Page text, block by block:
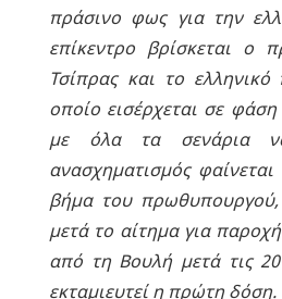
πράσινο φως για την
επίκεντρο βρίσκεται ο
Τσίπρας και το
οποίο εισέρχεται σε
με όλα τα σενάρια
ανασχηματισμός
βήμα του
μετά το αίτημα για
από τη Βουλή μετά τις
εκταμιευτεί η πρώτη δόση.